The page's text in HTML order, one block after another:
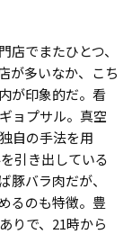
でまたひとつ、
が多いなか、こち
が印象的だ。看
ョプサル。真空
自の手法を用
引き出している
バラ肉だが、
るのも特徴。豊
りで、21時から